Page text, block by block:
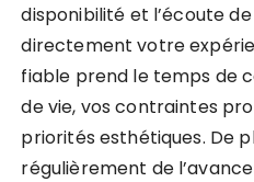
disponibilité et l’écoute
directement votre
fiable prend le temps de
de vie, vos contraintes
priorités esthétiques. De
régulièrement de